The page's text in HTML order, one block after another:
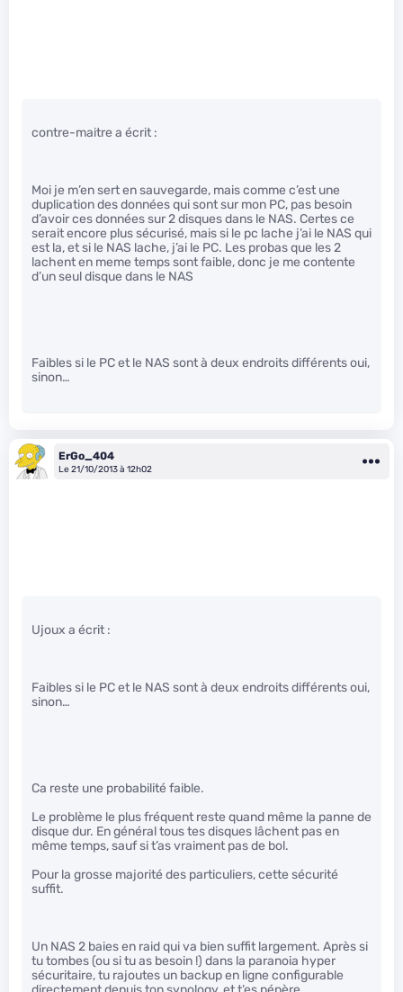
contre-maitre a écrit :
Moi je m’en sert en sauvegarde, mais comme c’est une
duplication des données qui sont sur mon PC, pas besoin
d’avoir ces données sur 2 disques dans le NAS. Certes ce
serait encore plus sécurisé, mais si le pc lache j’ai le NAS qui
est la, et si le NAS lache, j’ai le PC. Les probas que les 2
lachent en meme temps sont faible, donc je me contente
d’un seul disque dans le NAS
Faibles si le PC et le NAS sont à deux endroits différents oui,
sinon…
ErGo_404
Le 21/10/2013 à 12h02
Ujoux a écrit :
Faibles si le PC et le NAS sont à deux endroits différents oui,
sinon…
Ca reste une probabilité faible.
Le problème le plus fréquent reste quand même la panne de
disque dur. En général tous tes disques lâchent pas en
même temps, sauf si t’as vraiment pas de bol.
Pour la grosse majorité des particuliers, cette sécurité
suffit.
Un NAS 2 baies en raid qui va bien suffit largement. Après si
tu tombes (ou si tu as besoin !) dans la paranoia hyper
sécuritaire, tu rajoutes un backup en ligne configurable